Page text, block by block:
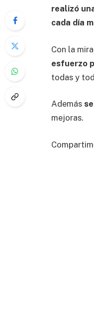
realizó
cada día
Con la
esfuerzo
todas y
Además
mejoras.